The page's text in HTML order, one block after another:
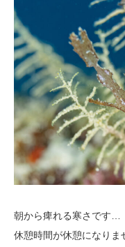
朝から痺れる寒さです…
休憩時間が休憩になり